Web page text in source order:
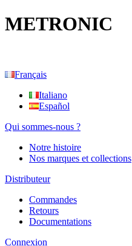
METRONIC
Français
Italiano
Español
Qui sommes-nous ?
Notre histoire
Nos marques et collections
Distributeur
Commandes
Retours
Documentations
Connexion